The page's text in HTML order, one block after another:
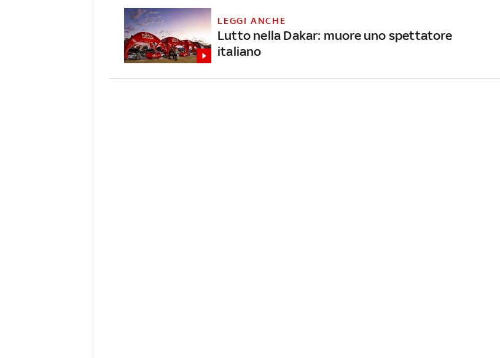
LEGGI ANCHE
Lutto nella Dakar: muore uno spettatore
italiano